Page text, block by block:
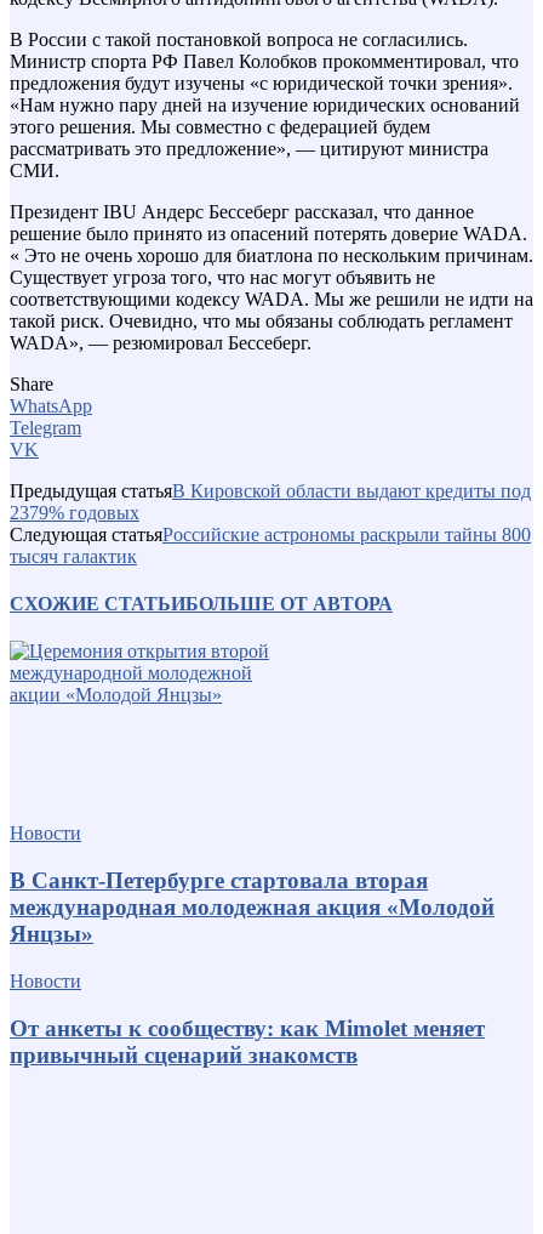
В России с такой постановкой вопроса не согласились.
Министр спорта РФ Павел Колобков прокомментировал, что
предложения будут изучены «с юридической точки зрения».
«Нам нужно пару дней на изучение юридических оснований
этого решения. Мы совместно с федерацией будем
рассматривать это предложение», — цитируют министра
СМИ.
Президент IBU Андерс Бессеберг рассказал, что данное
решение было принято из опасений потерять доверие WADA.
« Это не очень хорошо для биатлона по нескольким причинам.
Существует угроза того, что нас могут объявить не
соответствующими кодексу WADA. Мы же решили не идти на
такой риск. Очевидно, что мы обязаны соблюдать регламент
WADA», — резюмировал Бессеберг.
Share
WhatsApp
Telegram
VK
Предыдущая статьяВ Кировской области выдают кредиты под
2379% годовых
Следующая статьяРоссийские астрономы раскрыли тайны 800
тысяч галактик
СХОЖИЕ СТАТЬИБОЛЬШЕ ОТ АВТОРА
Новости
В Санкт-Петербурге стартовала вторая
международная молодежная акция «Молодой
Янцзы»
Новости
От анкеты к сообществу: как Mimolet меняет
привычный сценарий знакомств